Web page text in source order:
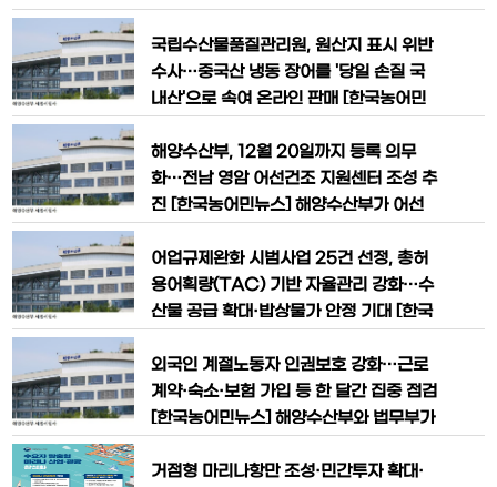
해사 분야 국제협약과 국제기준을 보다 체
계적으로 이해하고 산업현장에서
의 안전을 높이기 위해 전남 신안군 족도
해역에 공식 등대가 설치된다. 지난해 여
객선 좌초사고가 발생했던 해역에 기존 임
안전성과 선박 식별성을 크게 높일 계획이
다. 해양수산부는 목포~
국립수산물품질관리원, 원산지 표시 위반
수사…중국산 냉동 장어를 '당일 손질 국
내산'으로 속여 온라인 판매 [한국농어민
로 속여 온라인 쇼핑몰에서 판매하며 26
억 원 상당의 부당이득을 올린 수산물 유
통업자가 검찰에 넘겨졌다. 이른바 '박스
해 소비자를 속인 것으로 드러나 원산지
표시 관리 강화 필요성이 커지고 있다.
해양수산부, 12월 20일까지 등록 의무
화…전남 영암 어선건조 지원센터 조성 추
진 [한국농어민뉴스] 해양수산부가 어선
화를 위해 ‘어선 건조·개조업 등록제’를 본
격 시행한다. 등록제 도입으로 불법 증·개
축에 대한 관리가 강화되고, 어선 건조·개
께 추진될 전망이다. 해양수산부는 ‘어선
건조·개조업 등록을 위한 시설
어업규제완화 시범사업 25건 선정, 총허
용어획량(TAC) 기반 자율관리 강화…수
산물 공급 확대·밥상물가 안정 기대 [한국
경영 부담을 줄이고 수산물 생산성을 높이
기 위해 어업규제를 대폭 완화한다. 어업
인들의 조업 편의와 안전성을 높이는 규제
민 밥상물가 안정을 위해 총허용어획량(T
외국인 계절노동자 인권보호 강화…근로
계약·숙소·보험 가입 등 한 달간 집중 점검
[한국농어민뉴스] 해양수산부와 법무부가
로자의 인권 보호와 근로환경 개선을 위해
거점형 마리나항만 조성·민간투자 확대·